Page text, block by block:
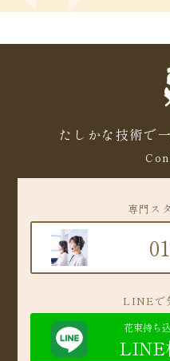
たしかな技術で
専門ス
LINEで
花束持ち
LINE